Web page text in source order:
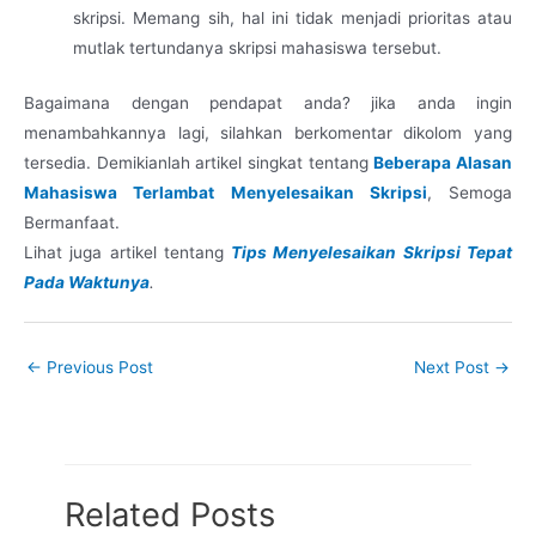
skripsi. Memang sih, hal ini tidak menjadi prioritas atau
mutlak tertundanya skripsi mahasiswa tersebut.
Bagaimana dengan pendapat anda? jika anda ingin
menambahkannya lagi, silahkan berkomentar dikolom yang
tersedia. Demikianlah artikel singkat tentangBeberapa Alasan
Mahasiswa Terlambat Menyelesaikan Skripsi, Semoga
Bermanfaat.
Lihat juga artikel tentang Tips Menyelesaikan Skripsi Tepat
Pada Waktunya.
← Previous Post Next Post →
Related Posts